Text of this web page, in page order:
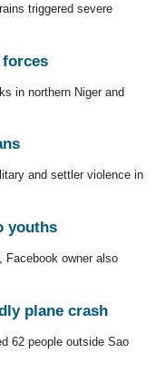
triggered severe
in northern Niger and
and settler violence in
youths
Facebook owner also
plane crash
62 people outside Sao